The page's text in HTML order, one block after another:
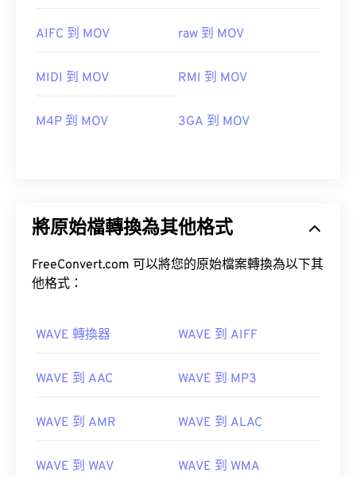
00 00
00 00
AIFC 到 MOV raw 到 MOV
MIDI 到 MOV RMI 到 MOV
M4P 到 MOV 3GA 到 MOV
將原始檔轉換為其他格式
FreeConvert.com 可以將您的原始檔案轉換為以下其
他格式：
WAVE 轉換器 WAVE 到 AIFF
WAVE 到 AAC WAVE 到 MP3
WAVE 到 AMR WAVE 到 ALAC
WAVE 到 WAV WAVE 到 WMA